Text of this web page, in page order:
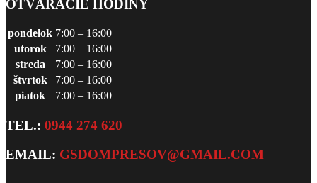
OTVÁRACIE HODINY
pondelok 7:00 – 16:00
utorok
7:00 – 16:00
streda
7:00 – 16:00
štvrtok
7:00 – 16:00
piatok
7:00 – 16:00
TEL.: 0944 274 620
EMAIL: GSDOMPRESOV@GMAIL.COM